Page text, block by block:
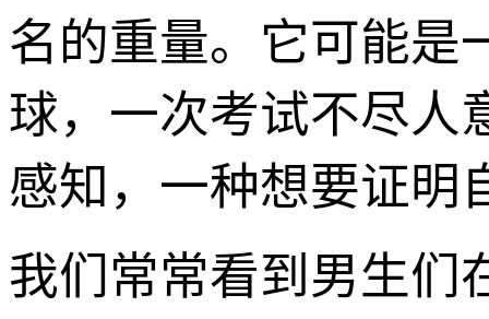
名的重量。它可能是
球，一次考试不尽人
感知，一种想要证明
我们常常看到男生们